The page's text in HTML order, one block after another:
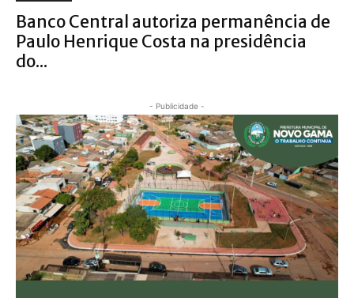
Banco Central autoriza permanência de
Paulo Henrique Costa na presidência
do...
- Publicidade -